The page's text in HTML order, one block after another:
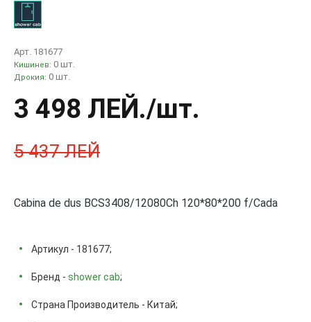
Арт. 181677
Кишинев: 0 шт.
Дрокия: 0 шт.
3 498 ЛЕЙ./шт.
5 437 ЛЕЙ
Cabina de dus BCS3408/12080Ch 120*80*200 f/Cada
Артикул - 181677;
Бренд - shower cab;
Страна Производитель - Китай;